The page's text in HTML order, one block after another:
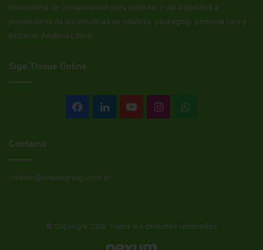
ecosistema de comunicación para conectar y dar visibilidad a
proveedores de las industrias de celulosa, packaging, personal care y
tissue en América Latina.
Siga Tissue Online
Facebook
LinkedInYouTubeInstagramWhatsApp
Contacto:
contato@nexumgroup.com.br
© Copyright 2026, Todos los derechos reservados